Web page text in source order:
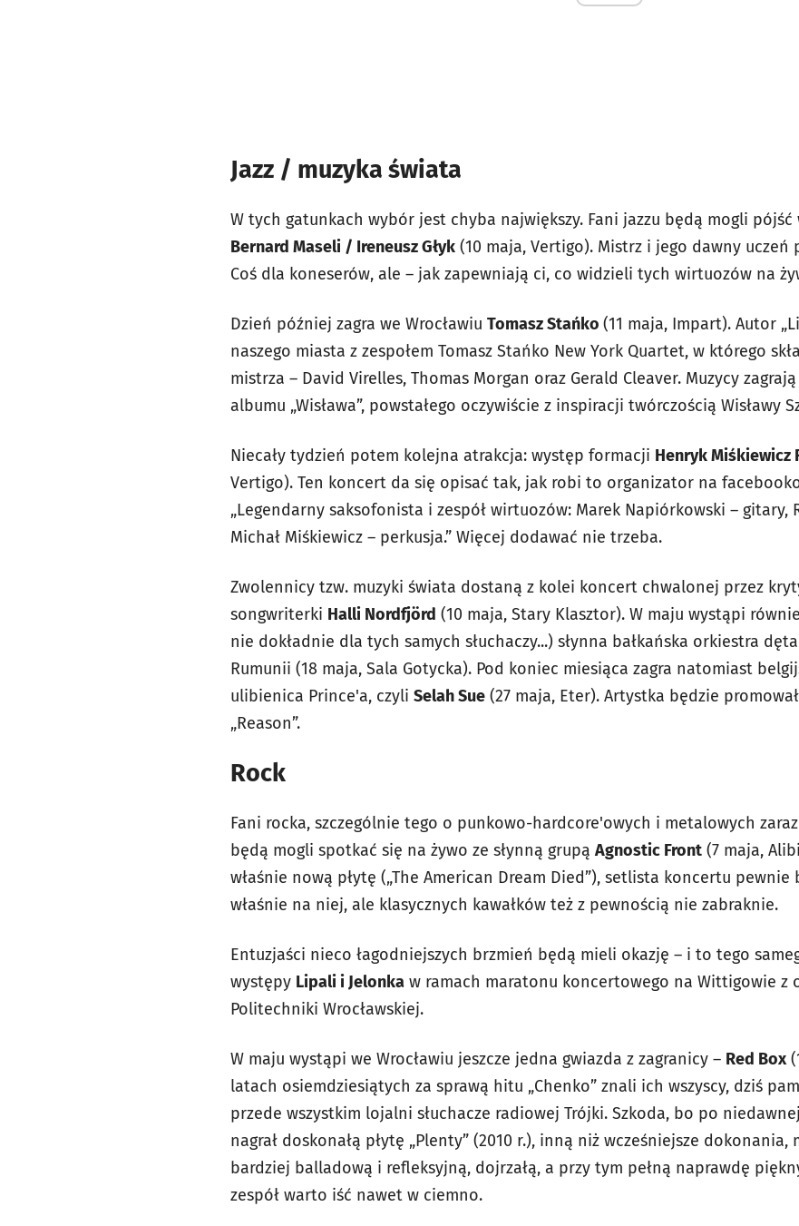
Jazz / muzyka świata
W tych gatunkach wybór jest chyba największy. Fani jazzu będą mogli
Bernard Maseli / Ireneusz Głyk (10 maja, Vertigo). Mistrz i jego dawny
Coś dla koneserów, ale – jak zapewniają ci, co widzieli tych wirtuozów na
Dzień później zagra we Wrocławiu Tomasz Stańko (11 maja, Impart). Autor
naszego miasta z zespołem Tomasz Stańko New York Quartet, w którego
mistrza – David Virelles, Thomas Morgan oraz Gerald Cleaver. Muzycy
albumu „Wisława”, powstałego oczywiście z inspiracji twórczością Wisławy
Niecały tydzień potem kolejna atrakcja: występ formacji Henryk Miśkiewicz
Vertigo). Ten koncert da się opisać tak, jak robi to organizator na
„Legendarny saksofonista i zespół wirtuozów: Marek Napiórkowski – gitary,
Michał Miśkiewicz – perkusja.” Więcej dodawać nie trzeba.
Zwolennicy tzw. muzyki świata dostaną z kolei koncert chwalonej przez
songwriterki Halli Nordfjörd (10 maja, Stary Klasztor). W maju wystąpi
nie dokładnie dla tych samych słuchaczy...) słynna bałkańska orkiestra dęta
Rumunii (18 maja, Sala Gotycka). Pod koniec miesiąca zagra natomiast
ulibienica Prince'a, czyli Selah Sue (27 maja, Eter). Artystka będzie
„Reason”.
Rock
Fani rocka, szczególnie tego o punkowo-hardcore'owych i metalowych
będą mogli spotkać się na żywo ze słynną grupą Agnostic Front (7 maja,
właśnie nową płytę („The American Dream Died”), setlista koncertu
właśnie na niej, ale klasycznych kawałków też z pewnością nie zabraknie.
Entuzjaści nieco łagodniejszych brzmień będą mieli okazję – i to tego
występy Lipali i Jelonka w ramach maratonu koncertowego na Wittigowie z
Politechniki Wrocławskiej.
W maju wystąpi we Wrocławiu jeszcze jedna gwiazda z zagranicy – Red Box
latach osiemdziesiątych za sprawą hitu „Chenko” znali ich wszyscy, dziś
przede wszystkim lojalni słuchacze radiowej Trójki. Szkoda, bo po
nagrał doskonałą płytę „Plenty” (2010 r.), inną niż wcześniejsze
bardziej balladową i refleksyjną, dojrzałą, a przy tym pełną naprawdę
zespół warto iść nawet w ciemno.